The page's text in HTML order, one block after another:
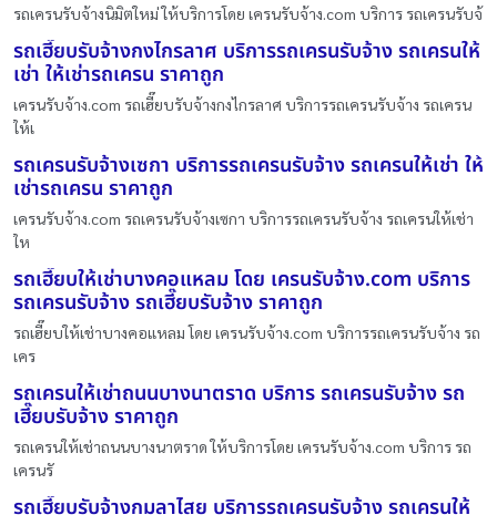
รถเครนรับจ้างนิมิตใหม่ ให้บริการโดย เครนรับจ้าง.com บริการ รถเครนรับจ้
รถเฮี๊ยบรับจ้างกงไกรลาศ บริการรถเครนรับจ้าง รถเครนให้
เช่า ให้เช่ารถเครน ราคาถูก
เครนรับจ้าง.com รถเฮี๊ยบรับจ้างกงไกรลาศ บริการรถเครนรับจ้าง รถเครน
ให้เ
รถเครนรับจ้างเซกา บริการรถเครนรับจ้าง รถเครนให้เช่า ให้
เช่ารถเครน ราคาถูก
เครนรับจ้าง.com รถเครนรับจ้างเซกา บริการรถเครนรับจ้าง รถเครนให้เช่า
ให
รถเฮี๊ยบให้เช่าบางคอแหลม โดย เครนรับจ้าง.com บริการ
รถเครนรับจ้าง รถเฮี๊ยบรับจ้าง ราคาถูก
รถเฮี๊ยบให้เช่าบางคอแหลม โดย เครนรับจ้าง.com บริการรถเครนรับจ้าง รถ
เคร
รถเครนให้เช่าถนนบางนาตราด บริการ รถเครนรับจ้าง รถ
เฮี๊ยบรับจ้าง ราคาถูก
รถเครนให้เช่าถนนบางนาตราด ให้บริการโดย เครนรับจ้าง.com บริการ รถ
เครนรั
รถเฮี๊ยบรับจ้างกมลาไสย บริการรถเครนรับจ้าง รถเครนให้